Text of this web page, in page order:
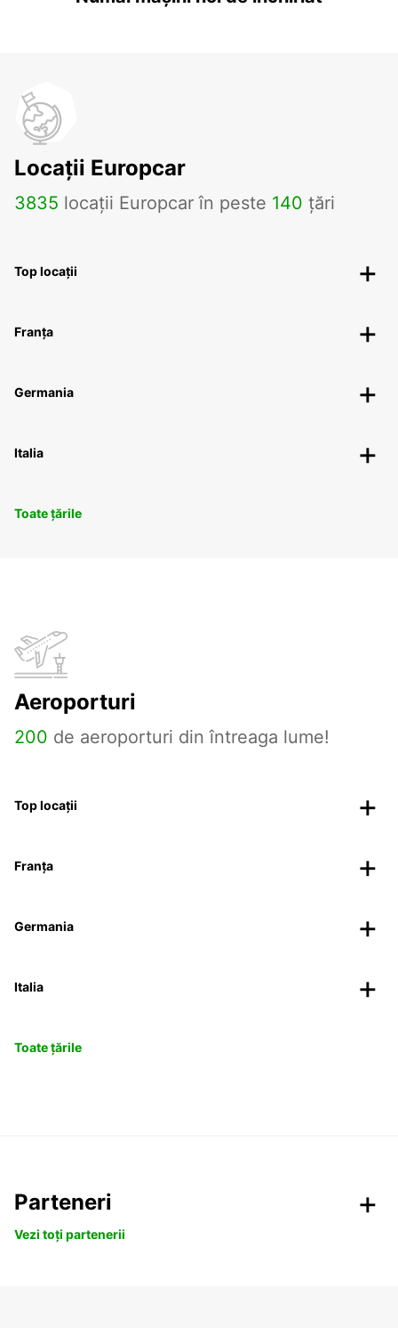
Locații Europcar
3835 locații Europcar în peste 140 țări
Top locații
Franța
Germania
Italia
Toate țările
Aeroporturi
200 de aeroporturi din întreaga lume!
Top locații
Franța
Germania
Italia
Toate țările
Parteneri
Vezi toți partenerii